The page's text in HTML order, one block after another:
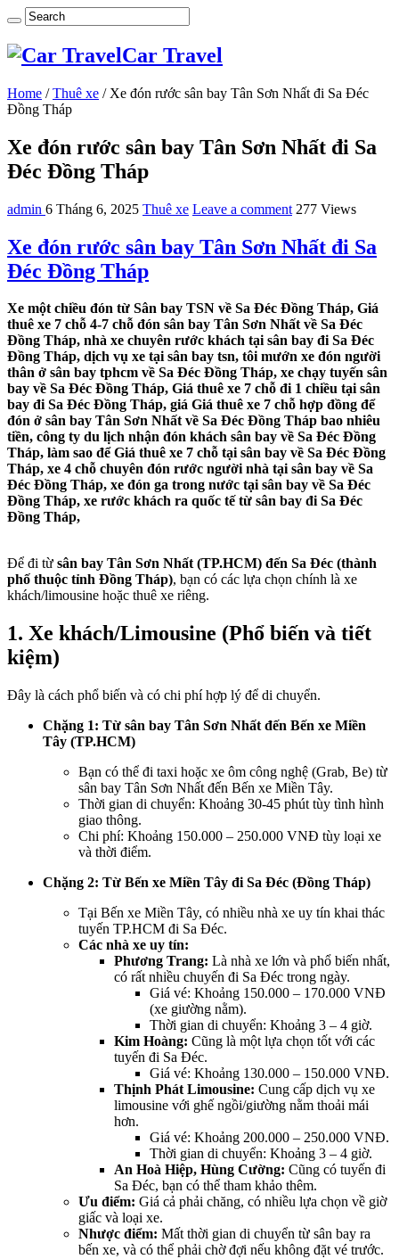
Car Travel
Home / Thuê xe / Xe đón rước sân bay Tân Sơn Nhất đi Sa Đéc
Đồng Tháp
Xe đón rước sân bay Tân Sơn Nhất đi Sa
Đéc Đồng Tháp
admin 6 Tháng 6, 2025 Thuê xe Leave a comment 277 Views
Xe đón rước sân bay Tân Sơn Nhất đi Sa
Đéc Đồng Tháp
Xe một chiều đón từ Sân bay TSN về Sa Đéc Đồng Tháp, Giá
thuê xe 7 chỗ 4-7 chỗ đón sân bay Tân Sơn Nhất về Sa Đéc
Đồng Tháp, nhà xe chuyên rước khách tại sân bay đi Sa Đéc
Đồng Tháp, dịch vụ xe tại sân bay tsn, tôi mướn xe đón người
thân ở sân bay tphcm về Sa Đéc Đồng Tháp, xe chạy tuyến sân
bay về Sa Đéc Đồng Tháp, Giá thuê xe 7 chỗ đi 1 chiều tại sân
bay đi Sa Đéc Đồng Tháp, giá Giá thuê xe 7 chỗ hợp đồng để
đón ở sân bay Tân Sơn Nhất về Sa Đéc Đồng Tháp bao nhiêu
tiền, công ty du lịch nhận đón khách sân bay về Sa Đéc Đồng
Tháp, làm sao để Giá thuê xe 7 chỗ tại sân bay về Sa Đéc Đồng
Tháp, xe 4 chỗ chuyên đón rước người nhà tại sân bay về Sa
Đéc Đồng Tháp, xe đón ga trong nước tại sân bay về Sa Đéc
Đồng Tháp, xe rước khách ra quốc tế từ sân bay đi Sa Đéc
Đồng Tháp,
Để đi từ sân bay Tân Sơn Nhất (TP.HCM) đến Sa Đéc (thành
phố thuộc tỉnh Đồng Tháp), bạn có các lựa chọn chính là xe
khách/limousine hoặc thuê xe riêng.
1. Xe khách/Limousine (Phổ biến và tiết
kiệm)
Đây là cách phổ biến và có chi phí hợp lý để di chuyển.
Chặng 1: Từ sân bay Tân Sơn Nhất đến Bến xe Miền
Tây (TP.HCM)
Bạn có thể đi taxi hoặc xe ôm công nghệ (Grab, Be) từ
sân bay Tân Sơn Nhất đến Bến xe Miền Tây.
Thời gian di chuyển: Khoảng 30-45 phút tùy tình hình
giao thông.
Chi phí: Khoảng 150.000 – 250.000 VNĐ tùy loại xe
và thời điểm.
Chặng 2: Từ Bến xe Miền Tây đi Sa Đéc (Đồng Tháp)
Tại Bến xe Miền Tây, có nhiều nhà xe uy tín khai thác
tuyến TP.HCM đi Sa Đéc.
Các nhà xe uy tín:
Phương Trang: Là nhà xe lớn và phổ biến nhất,
có rất nhiều chuyến đi Sa Đéc trong ngày.
Giá vé: Khoảng 150.000 – 170.000 VNĐ
(xe giường nằm).
Thời gian di chuyển: Khoảng 3 – 4 giờ.
Kim Hoàng: Cũng là một lựa chọn tốt với các
tuyến đi Sa Đéc.
Giá vé: Khoảng 130.000 – 150.000 VNĐ.
Thịnh Phát Limousine: Cung cấp dịch vụ xe
limousine với ghế ngồi/giường nằm thoải mái
hơn.
Giá vé: Khoảng 200.000 – 250.000 VNĐ.
Thời gian di chuyển: Khoảng 3 – 4 giờ.
An Hoà Hiệp, Hùng Cường: Cũng có tuyến đi
Sa Đéc, bạn có thể tham khảo thêm.
Ưu điểm: Giá cả phải chăng, có nhiều lựa chọn về giờ
giấc và loại xe.
Nhược điểm: Mất thời gian di chuyển từ sân bay ra
bến xe, và có thể phải chờ đợi nếu không đặt vé trước.